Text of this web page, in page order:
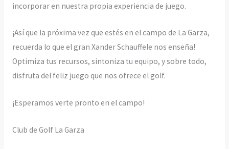
incorporar en nuestra propia experiencia de juego.
¡Así que la próxima vez que estés en el campo de La Garza,
recuerda lo que el gran Xander Schauffele nos enseña!
Optimiza tus recursos, sintoniza tu equipo, y sobre todo,
disfruta del feliz juego que nos ofrece el golf.
¡Esperamos verte pronto en el campo!
Club de Golf La Garza